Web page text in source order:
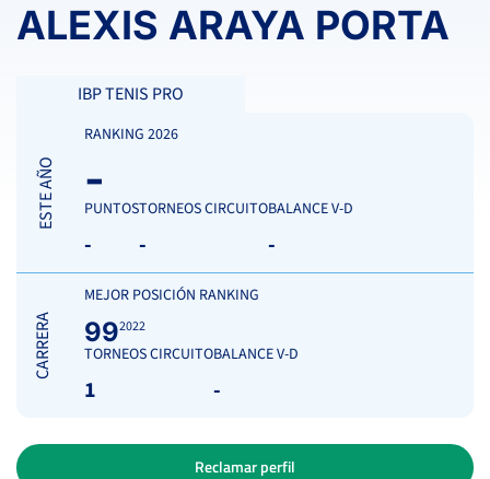
ALEXIS ARAYA PORTA
IBP TENIS PRO
ESTE AÑO
RANKING 2026
-
PUNTOS
-
TORNEOS CIRCUITO
-
BALANCE V-D
-
CARRERA
MEJOR POSICIÓN RANKING
992022
TORNEOS CIRCUITO
1
BALANCE V-D
-
Reclamar perfil